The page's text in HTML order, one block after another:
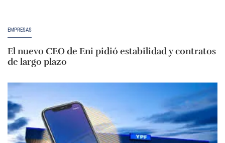
EMPRESAS
El nuevo CEO de Eni pidió estabilidad y contratos
de largo plazo